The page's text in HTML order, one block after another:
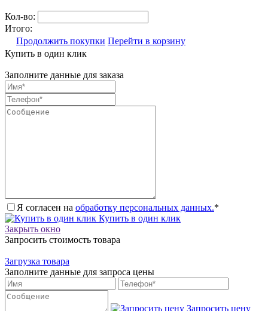
Кол-во:
Итого:
Продолжить покупки Перейти в корзину
Купить в один клик
Заполните данные для заказа
Я согласен на обработку персональных данных.*
Купить в один клик
Закрыть окно
Запросить стоимость товара
Загрузка товара
Заполните данные для запроса цены
Запросить цену